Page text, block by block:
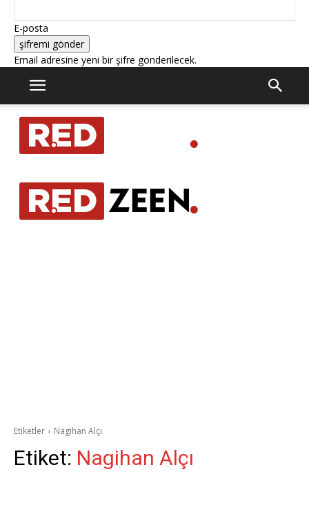
E-posta
Email adresine yeni bir şifre gönderilecek.
Etiketler Nagihan Alçı
Etiket: Nagihan Alçı